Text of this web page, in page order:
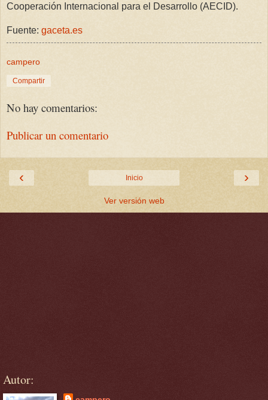
Cooperación Internacional para el Desarrollo (AECID).
Fuente: gaceta.es
campero
Compartir
No hay comentarios:
Publicar un comentario
‹ ›
Inicio
Ver versión web
Autor: